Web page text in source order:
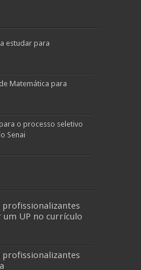
estudar para
Matemática para
o processo seletivo
Senai
profissionalizantes
um UP no currículo
profissionalizantes